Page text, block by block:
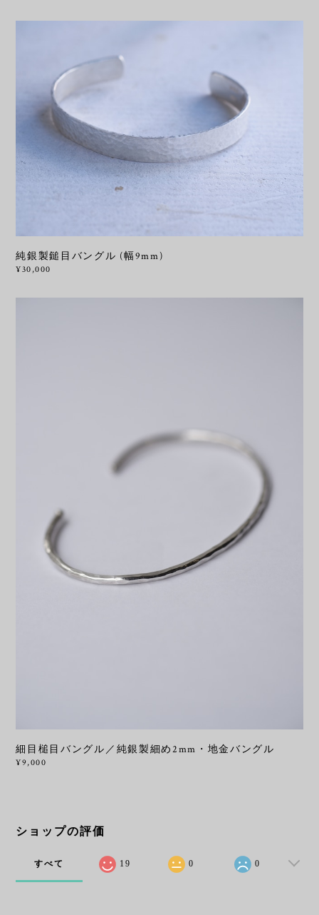
純銀製鎚目バングル (幅9mm)
¥30,000
細目槌目バングル／純銀製細め2mm・地金バングル
¥9,000
ショップの評価
すべて 19 0 0